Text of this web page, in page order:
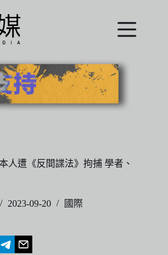
人遭《反間諜法》拘捕 學者、
2023-09-20 國際